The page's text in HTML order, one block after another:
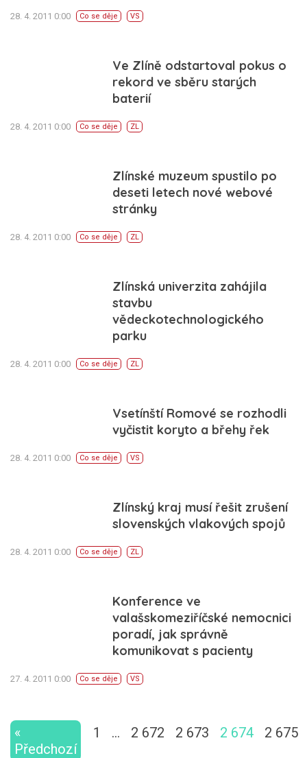
28. 4. 2011 0:00 Co se děje VS
Ve Zlíně odstartoval pokus o
rekord ve sběru starých
baterií
28. 4. 2011 0:00 Co se děje ZL
Zlínské muzeum spustilo po
deseti letech nové webové
stránky
28. 4. 2011 0:00 Co se děje ZL
Zlínská univerzita zahájila
stavbu
vědeckotechnologického
parku
28. 4. 2011 0:00 Co se děje ZL
Vsetínští Romové se rozhodli
vyčistit koryto a břehy řek
28. 4. 2011 0:00 Co se děje VS
Zlínský kraj musí řešit zrušení
slovenských vlakových spojů
28. 4. 2011 0:00 Co se děje ZL
Konference ve
valašskomeziříčské nemocnici
poradí, jak správně
komunikovat s pacienty
27. 4. 2011 0:00 Co se děje VS
«
Předchozí
1 … 2 672 2 673 2 674 2 675